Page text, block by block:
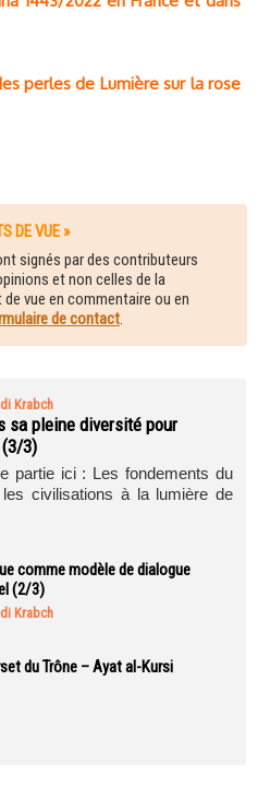
perles de Lumière sur la rose
DE VUE »
signés par des contributeurs
et non celles de la
vue en commentaire ou en
de contact.
Krabch
sa pleine diversité pour
3)
partie ici : Les fondements du
les civilisations à la lumière de
comme modèle de dialogue
(2/3)
Krabch
du Trône – Ayat al-Kursi